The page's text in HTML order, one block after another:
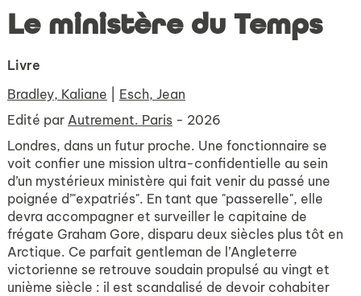
Le ministère du Temps
Livre
Bradley, Kaliane
Esch, Jean
Edité par Autrement. Paris - 2026
Londres, dans un futur proche. Une fonctionnaire se
voit confier une mission ultra-confidentielle au sein
d’un mystérieux ministère qui fait venir du passé une
poignée d’"expatriés". En tant que "passerelle", elle
devra accompagner et surveiller le capitaine de
frégate Graham Gore, disparu deux siècles plus tôt en
Arctique. Ce parfait gentleman de l’Angleterre
victorienne se retrouve soudain propulsé au vingt et
unième siècle : il est scandalisé de devoir cohabiter